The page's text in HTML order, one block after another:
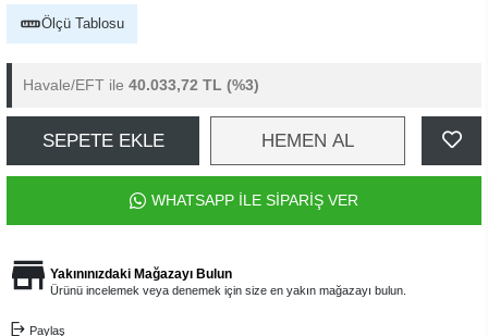
Ölçü Tablosu
Havale/EFT ile 40.033,72 TL (%3)
SEPETE EKLE HEMEN AL
WHATSAPP İLE SİPARİŞ VER
Yakınınızdaki Mağazayı Bulun
Ürünü incelemek veya denemek için size en yakın mağazayı bulun.
Paylaş